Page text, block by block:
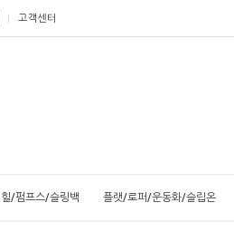
고객센터
힐/펌프스/슬링백 플랫/로퍼/운동화/슬립온